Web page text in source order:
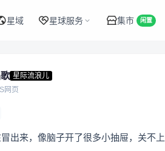
星域 星球服务 集市 闲置
星际流浪儿
网页
出来，像脑子开了很多小抽屉，关不上